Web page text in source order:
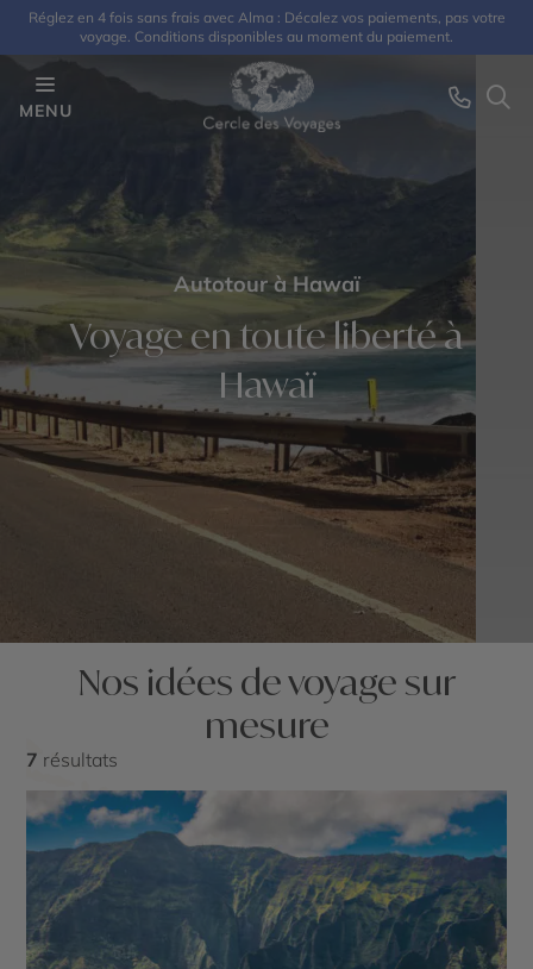
Réglez en 4 fois sans frais avec Alma : Décalez vos paiements, pas votre
voyage. Conditions disponibles au moment du paiement.
MENU
Autotour à Hawaï
Voyage en toute liberté à
Hawaï
Nos idées de voyage sur
mesure
7 résultats